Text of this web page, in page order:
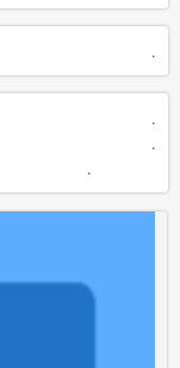
.
.
.
.